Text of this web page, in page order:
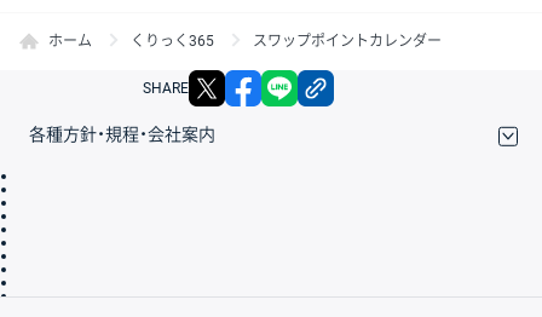
ホーム くりっく365 スワップポイントカレンダー
SHARE X facebook
各種方針・規程・会社案内
会社案内